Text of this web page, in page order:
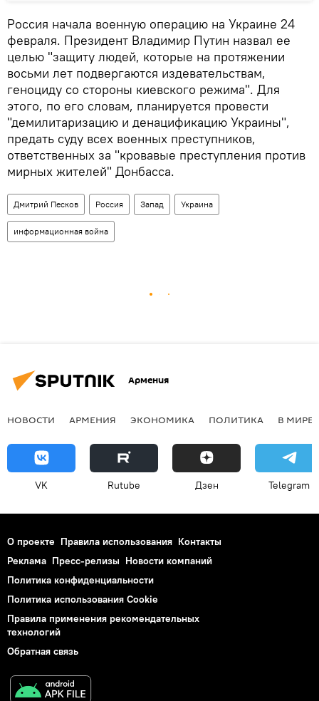
Россия начала военную операцию на Украине 24
февраля. Президент Владимир Путин назвал ее
целью "защиту людей, которые на протяжении
восьми лет подвергаются издевательствам,
геноциду со стороны киевского режима". Для
этого, по его словам, планируется провести
"демилитаризацию и денацификацию Украины",
предать суду всех военных преступников,
ответственных за "кровавые преступления против
мирных жителей" Донбасса.
Дмитрий Песков Россия Запад Украина
информационная война
Армения
НОВОСТИ АРМЕНИЯ ЭКОНОМИКА ПОЛИТИКА В МИРЕ
VK Rutube Дзен Telegram
О проекте Правила использования Контакты
Реклама Пресс-релизы Новости компаний
Политика конфиденциальности
Политика использования Cookie
Правила применения рекомендательных
технологий
Обратная связь